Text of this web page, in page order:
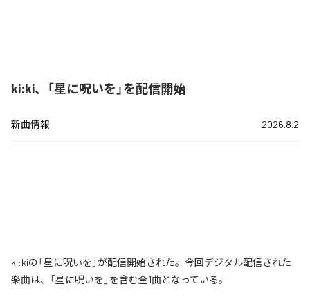
ki:ki、「星に呪いを」を配信開始
新曲情報 2026.8.2
ki:kiの「星に呪いを」が配信開始された。今回デジタル配信された
楽曲は、「星に呪いを」を含む全1曲となっている。